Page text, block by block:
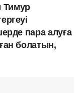
Тимур
пара алуға
болатын,